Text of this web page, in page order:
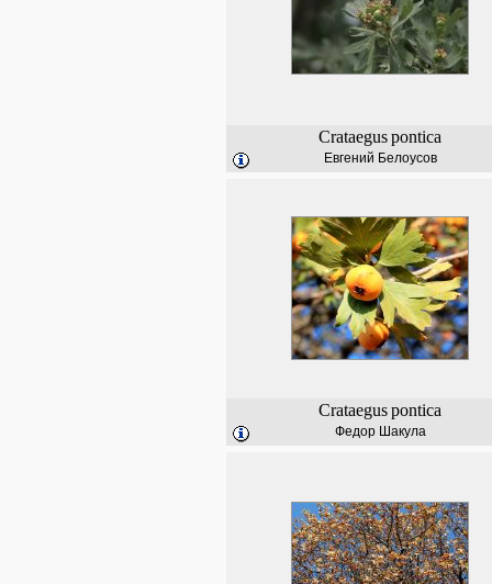
Crataeguspontica
Евгений Белоусов
Crataeguspontica
Федор Шакула